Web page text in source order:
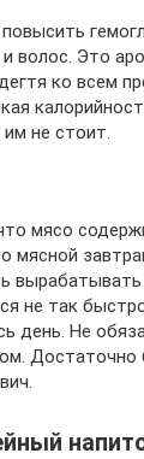
волос. Это
ко всем
не стоит.
мясо
мясной
не так
день. Не
Достаточно